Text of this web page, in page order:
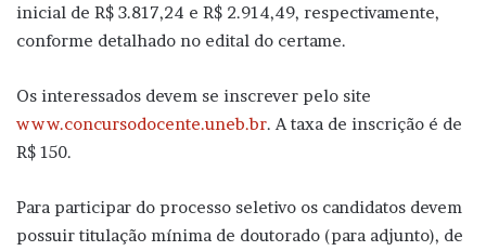
inicial de R$ 3.817,24 e R$ 2.914,49, respectivamente,
conforme detalhado no edital do certame.
Os interessados devem se inscrever pelo site
www.concursodocente.uneb.br. A taxa de inscrição é de
R$ 150.
Para participar do processo seletivo os candidatos devem
possuir titulação mínima de doutorado (para adjunto), de